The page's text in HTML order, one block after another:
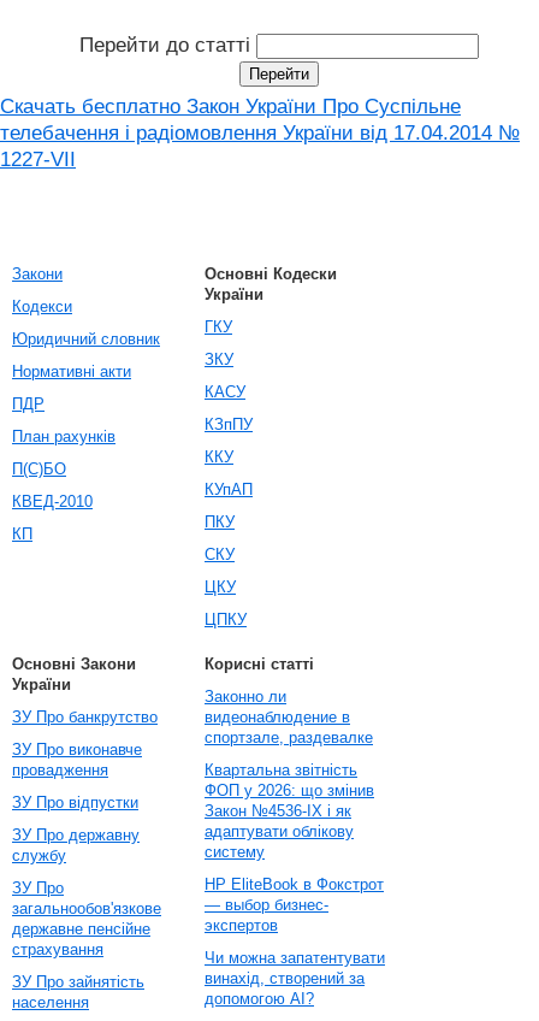
Перейти до статті
Скачать бесплатно Закон України Про Суспільне
телебачення і радіомовлення України від 17.04.2014 №
1227-VII
Закони
Кодекси
Юридичний словник
Нормативні акти
ПДР
План рахунків
П(С)БО
КВЕД-2010
КП
Основні Кодески
України
ГКУ
ЗКУ
КАСУ
КЗпПУ
ККУ
КУпАП
ПКУ
СКУ
ЦКУ
ЦПКУ
Основні Закони
України
ЗУ Про банкрутство
ЗУ Про виконавче
провадження
ЗУ Про відпустки
ЗУ Про державну
службу
ЗУ Про
загальнообов'язкове
державне пенсійне
страхування
ЗУ Про зайнятість
населення
Корисні статті
Законно ли
видеонаблюдение в
спортзале, раздевалке
Квартальна звітність
ФОП у 2026: що змінив
Закон №4536-IX і як
адаптувати облікову
систему
HP EliteBook в Фокстрот
— выбор бизнес-
экспертов
Чи можна запатентувати
винахід, створений за
допомогою AI?